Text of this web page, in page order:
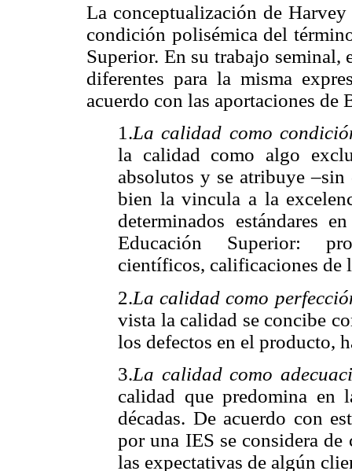
La conceptualización de
condición polisémica del
Superior. En su trabajo seminal,
diferentes para la misma
acuerdo con las aportaciones de
1.La calidad como
la calidad como algo
absolutos y se atribuye
bien la vincula a la
determinados estándares
Educación Superior:
científicos, calificaciones de
2.La calidad como
vista la calidad se concibe
los defectos en el producto,
3.La calidad como
calidad que predomina en
décadas. De acuerdo con
por una IES se considera
las expectativas de algún